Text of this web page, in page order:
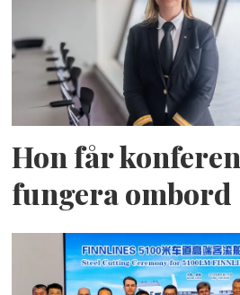
Hon får
fungera ombord